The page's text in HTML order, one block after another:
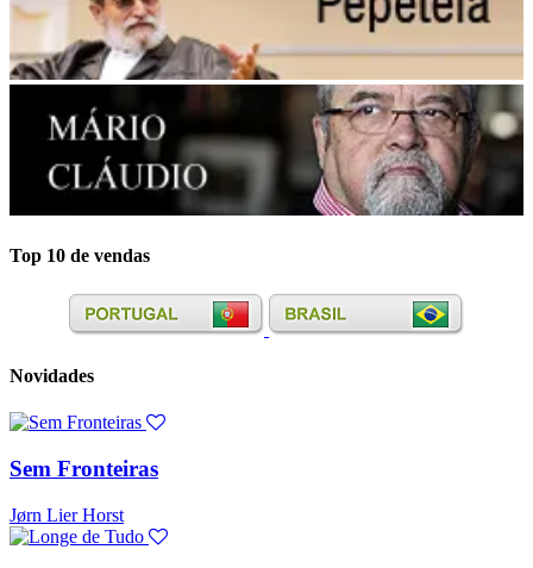
Top 10 de vendas
Novidades
Sem Fronteiras
Jørn Lier Horst